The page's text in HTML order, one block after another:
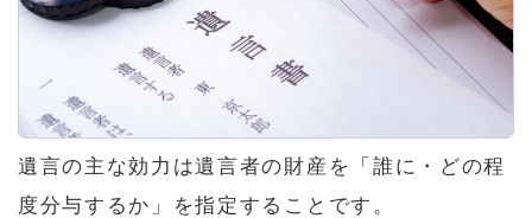
遺言の主な効力は遺言者の財産を「誰に・どの程
度分与するか」を指定することです。